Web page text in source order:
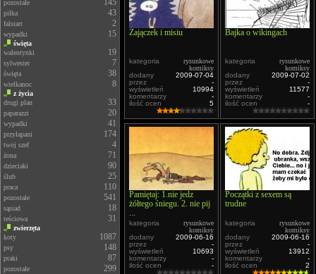
pozostałe
145
piłka 43
falstart 2
wypadki 15
święta
walentynki
19
sylwester 7
święta 38
wielkanoc 8
z życia
drugi plan
33
paparazzi 20
wypadki 41
przyłapani 174
twoj szef 4
żona 71
dzieciaki 90
ślub 25
praca 110
pozostałe 541
sąsiad 18
teściowa 31
zwierzęta
koty
1087
psy 148
ptaki 87
pozostałe 299
Zajączek i misiu
kategoria
rysunkowe
komiksy
dodany
2009-07-04
przez
-
wyświetleń
10994
komentarzy
-
ilość ocen
5
Bajka o wikingach
kategoria
rysunkowe
komiksy
dodany
2009-07-02
przez
-
wyświetleń
11577
komentarzy
-
ilość ocen
-
Pamiętaj: 1.nie jedz
żółtego śniegu. 2. nie pij
...
kategoria
rysunkowe
komiksy
dodany
2009-06-16
przez
-
wyświetleń
10693
komentarzy
-
ilość ocen
-
Początki z sexem są
trudne
kategoria
rysunkowe
komiksy
dodany
2009-06-16
przez
-
wyświetleń
13912
komentarzy
-
ilość ocen
2